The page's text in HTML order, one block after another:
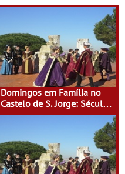
Domingos em Família no
Castelo de S. Jorge: Século
XVI - Tempo de Mulheres -